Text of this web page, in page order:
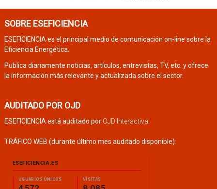
SOBRE ESEFICIENCIA
ESEFICIENCIA es el principal medio de comunicación on-line sobre la
Eficiencia Energética.
Publica diariamente noticias, artículos, entrevistas, TV, etc. y ofrece
la información más relevante y actualizada sobre el sector.
AUDITADO POR OJD
ESEFICIENCIA está auditado por OJD Interactiva
TRÁFICO WEB (durante último mes auditado disponible):